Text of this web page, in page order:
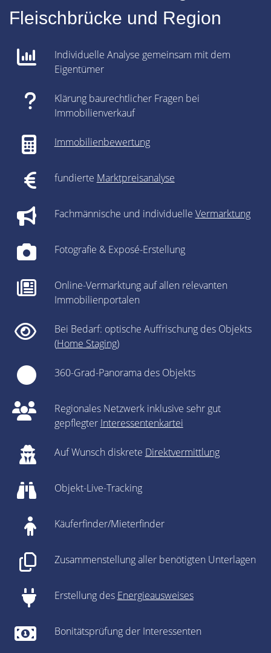
Fleischbrücke und Region
Individuelle Analyse gemeinsam mit dem
Eigentümer
Klärung baurechtlicher Fragen bei
Immobilienverkauf
Immobilienbewertung
fundierte Marktpreisanalyse
Fachmännische und individuelle Vermarktung
Fotografie & Exposé-Erstellung
Online-Vermarktung auf allen relevanten
Immobilienportalen
Bei Bedarf: optische Auffrischung des Objekts
(Home Staging)
360-Grad-Panorama des Objekts
Regionales Netzwerk inklusive sehr gut
gepflegter Interessentenkartei
Auf Wunsch diskrete Direktvermittlung
Objekt-Live-Tracking
Käuferfinder/Mieterfinder
Zusammenstellung aller benötigten Unterlagen
Erstellung des Energieausweises
Bonitätsprüfung der Interessenten